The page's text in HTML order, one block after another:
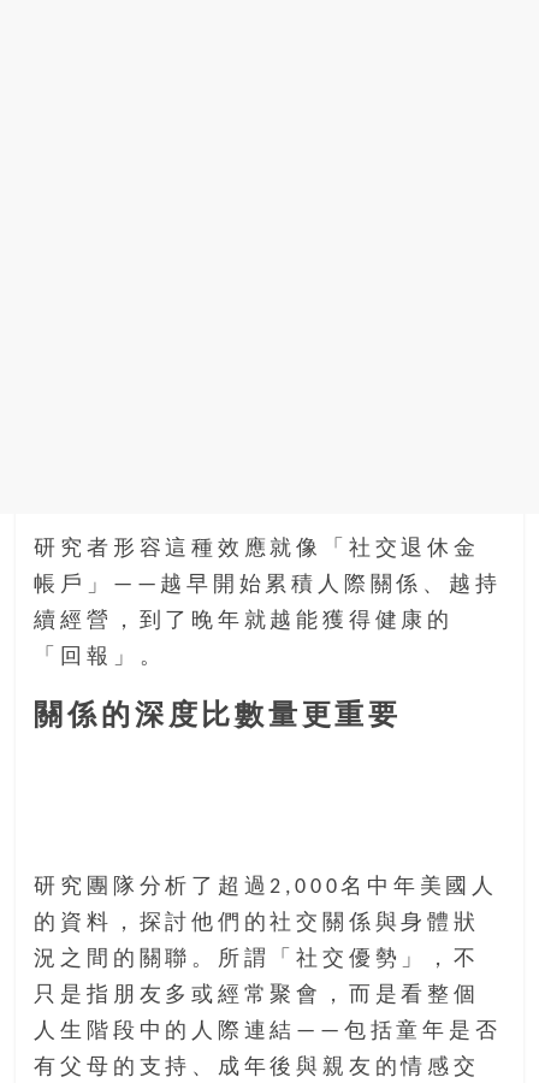
研究者形容這種效應就像「社交退休金
帳戶」——越早開始累積人際關係、越持
續經營，到了晚年就越能獲得健康的
「回報」。
關係的深度比數量更重要
研究團隊分析了超過2,000名中年美國人
的資料，探討他們的社交關係與身體狀
況之間的關聯。所謂「社交優勢」，不
只是指朋友多或經常聚會，而是看整個
人生階段中的人際連結——包括童年是否
有父母的支持、成年後與親友的情感交